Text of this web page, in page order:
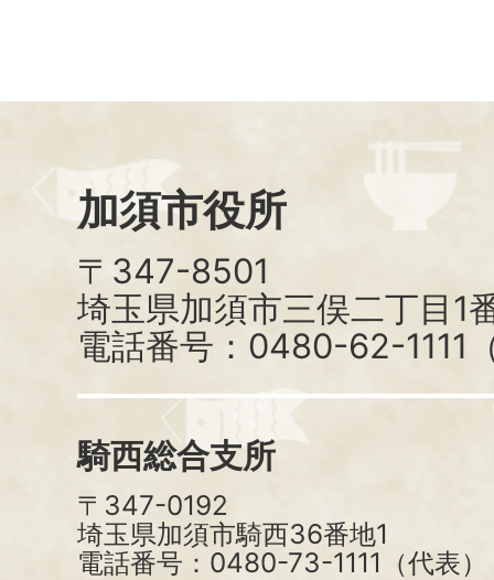
加須市役所
〒347-8501
埼玉県加須市三俣二丁目1
電話番号：0480-62-1111
騎西総合支所
〒347-0192
埼玉県加須市騎西36番地1
電話番号：0480-73-1111（代表）